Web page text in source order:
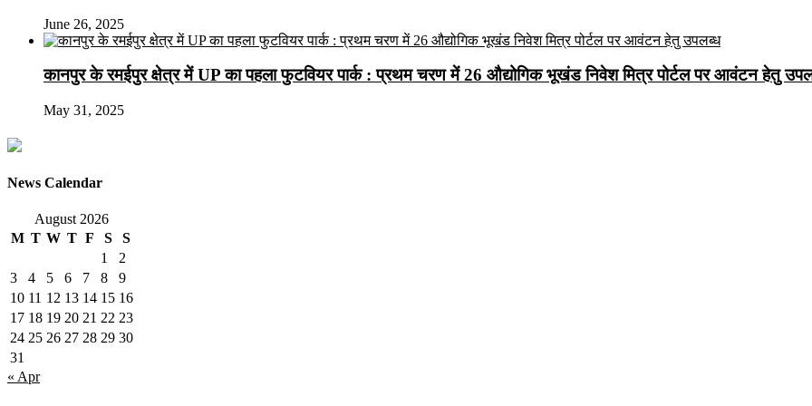
June 26, 2025
कानपुर के रमईपुर क्षेत्र में UP का पहला फुटवियर पार्क : प्रथम चरण में 26 औद्योगिक भूखंड निवेश मित्र पोर्टल पर आवंटन हेतु
May 31, 2025
News Calendar
August 2026
M T W T F S
S
1
2
3
4 5 6 7 8
9
10 11 12 13 14 15 16
17 18 19 20 21 22 23
24 25 26 27 28 29 30
31
« Apr